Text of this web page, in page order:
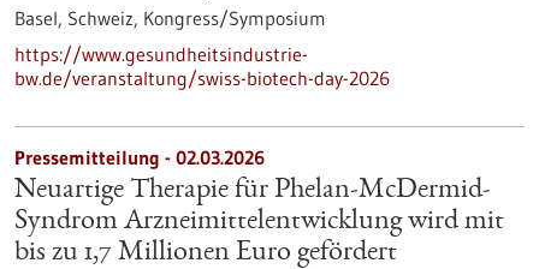
Basel, Schweiz, Kongress/Symposium
https://www.gesundheitsindustrie-
bw.de/veranstaltung/swiss-biotech-day-2026
Pressemitteilung - 02.03.2026
Neuartige Therapie für Phelan-McDermid-
Syndrom Arzneimittelentwicklung wird mit
bis zu 1,7 Millionen Euro gefördert